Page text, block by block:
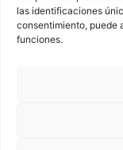
las identificaciones
consentimiento, puede
funciones.